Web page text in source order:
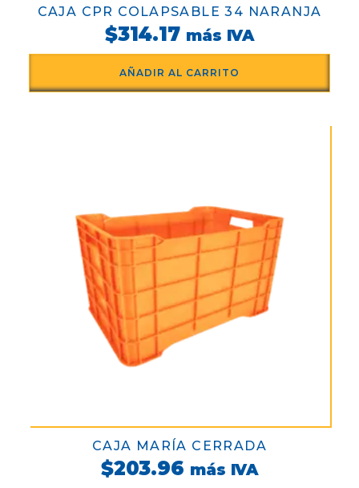
CAJA CPR COLAPSABLE 34 NARANJA
$314.17 más IVA
AÑADIR AL CARRITO
CAJA MARÍA CERRADA
$203.96 más IVA